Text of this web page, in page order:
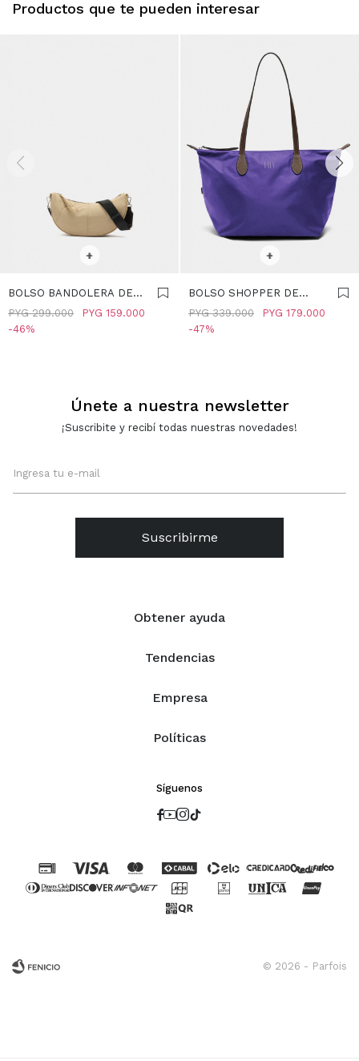
Productos que te pueden interesar
+
BOLSO BANDOLERA DE
NYLON - CRUDOPYG 159.000
PYG 299.000
46
+
BOLSO SHOPPER DE
NYLON - VIOLETA
PYG 179.000
PYG 339.000
47
Obtener ayuda
Tendencias
Empresa
Políticas
Únete a nuestra newsletter
¡Suscribite y recibí todas nuestras novedades!
Suscribirme
Síguenos

© 2026 - Parfois